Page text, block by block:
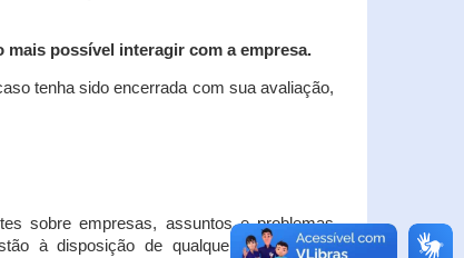
mais possível interagir com a empresa.
tenha sido encerrada com sua avaliação,
sobre empresas, assuntos e problemas
à disposição de qualquer interessado,